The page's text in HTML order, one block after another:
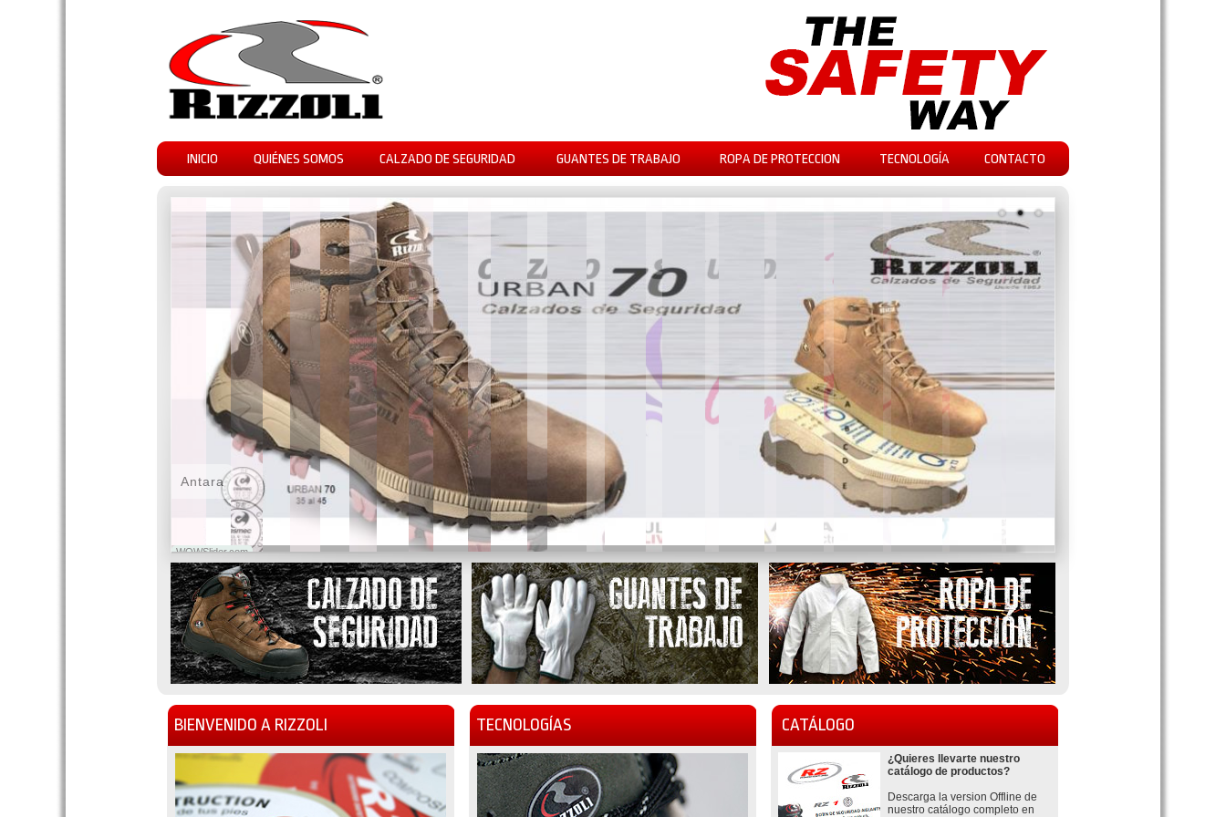
INICIO QUIÉNES SOMOS CALZADO DE SEGURIDAD GUANTES DE TRABAJO ROPA DE PROTECCION TECNOLOGÍA CONTACTO
WOWSlider.com
Antara
BIENVENIDO A RIZZOLI TECNOLOGÍAS CATÁLOGO
¿Quieres llevarte nuestro
catálogo de productos?
Descarga la version Offline de
nuestro catálogo completo en